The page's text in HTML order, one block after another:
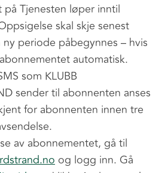
Tjenesten løper inntil
skal skje senest
periode påbegynnes – hvis
automatisk.
som KLUBB
sender til abonnenten anses
for abonnenten innen tre
av abonnementet, gå til
og logg inn. Gå